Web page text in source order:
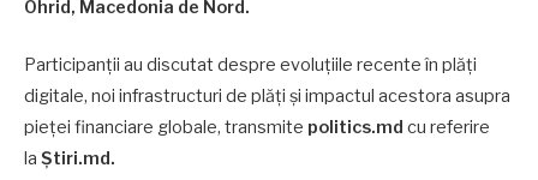
Ohrid, Macedonia de Nord.
Participanții au discutat despre evoluțiile recente în plăți
digitale, noi infrastructuri de plăți și impactul acestora asupra
pieței financiare globale, transmite politics.md cu referire
la Știri.md.